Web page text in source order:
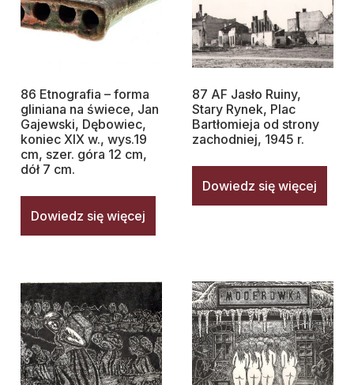
86 Etnografia – forma
gliniana na świece, Jan
Gajewski, Dębowiec,
koniec XIX w., wys.19
cm, szer. góra 12 cm,
dół 7 cm.
Dowiedz się więcej
87 AF Jasło Ruiny,
Stary Rynek, Plac
Bartłomieja od strony
zachodniej, 1945 r.
Dowiedz się więcej